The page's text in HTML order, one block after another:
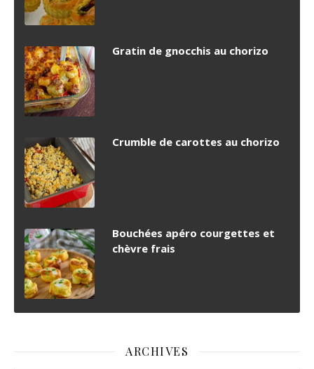
Gratin de gnocchis au chorizo
Crumble de carottes au chorizo
Bouchées apéro courgettes et
chèvre frais
ARCHIVES